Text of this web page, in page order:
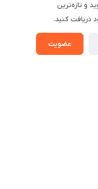
و تازه‌ترین
دریافت کنید.
عضویت